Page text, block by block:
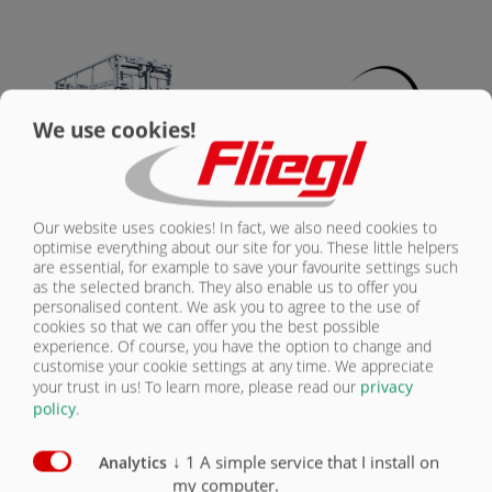
CONTACTER
ZPW 180 BL ULTRA | ÉQUIPEMENT
STANDARD
Châssis à 2 essieu
Poids total admis 18000 kg
Pont 6900 mm x 2 480 mm
We use cookies!
Our website uses cookies! In fact, we also need cookies to
optimise everything about our site for you. These little helpers
are essential, for example to save your favourite settings such
as the selected branch. They also enable us to offer you
personalised content. We ask you to agree to the use of
cookies so that we can offer you the best possible
experience. Of course, you have the option to change and
customise your cookie settings at any time. We appreciate
your trust in us! To learn more, please read our privacy
policy.
Analytics ↓ 1 A simple service that I install on
my computer.